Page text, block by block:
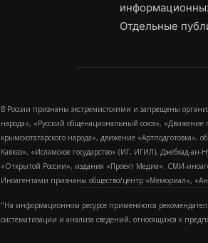
Отдельные
В России признаны экстремистскими и запрещены
народа», «Русский общенациональный союз»,
крымскотатарского народа», движение
Кавказ», «Исламское государство» (ИГ, ИГИЛ), Джебхад-
«Открытой России», издания «Проект Медиа». СМИ-
Иноагентами признаны общество/центр «Мемориал»,
"На информационном ресурсе применяются
систематизации и анализа сведений, относящихся к